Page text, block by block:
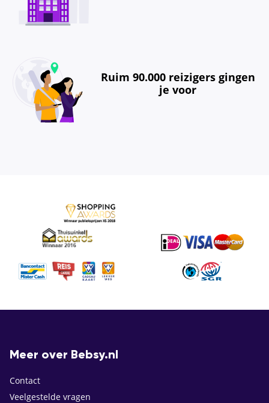
Ruim 90.000 reizigers gingen
je voor
Meer over Bebsy.nl
Contact
Veelgestelde vragen